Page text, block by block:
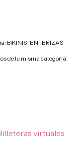
BIKINIS-ENTERIZAS
de la misma categoría.
virtuales